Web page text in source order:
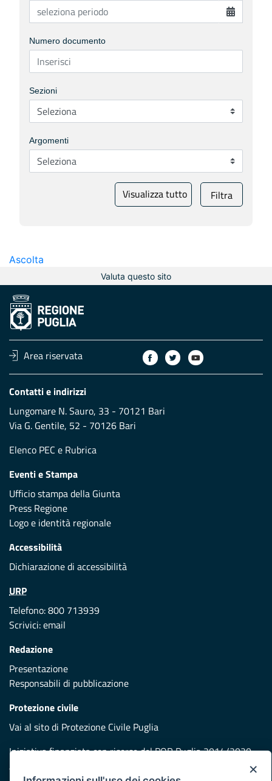
Numero documento
Sezioni
Argomenti
Visualizza tutto Filtra
Ascolta
Valuta questo sito
Area riservata
Contatti e indirizzi
Lungomare N. Sauro, 33 - 70121 Bari
Via G. Gentile, 52 - 70126 Bari
Elenco PEC e Rubrica
Eventi e Stampa
Ufficio stampa della Giunta
Press Regione
Logo e identità regionale
Accessibilità
Dichiarazione di accessibilità
URP
Telefono: 800 713939
Scrivici:email
Redazione
Presentazione
Responsabili di pubblicazione
Protezione civile
Vai al sito di Protezione Civile Puglia
Iniziativa finanziata con risorse del POR Puglia 2014/2020 -
Asse XI
×